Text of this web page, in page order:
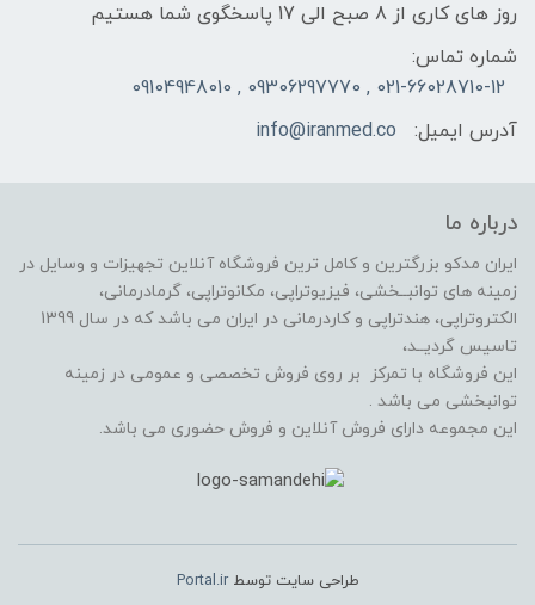
روز های کاری از 8 صبح الی 17 پاسخگوی شما هستیم
شماره تماس:
021-66028710-12 , 09306297770 , 09104948010
آدرس ایمیل:
info@iranmed.co
درباره ما
ایران مدکو بزرگترین و کامل ترین فروشگاه آنلاین تجهیزات و وسایل در
زمینه های توانبــخشی، فیزیوتراپی، مکانوتراپی، گرمادرمانی،
الکتروتراپی، هندتراپی و کاردرمانی در ایران می باشد که در سال 1399
تاسیس گردیــد،
این فروشگاه با تمرکز بر روی فروش تخصصی و عمومی در زمینه
توانبخشی می باشد .
این مجموعه دارای فروش آنلاین و فروش حضوری می باشد.
طراحی سایت توسطPortal.ir